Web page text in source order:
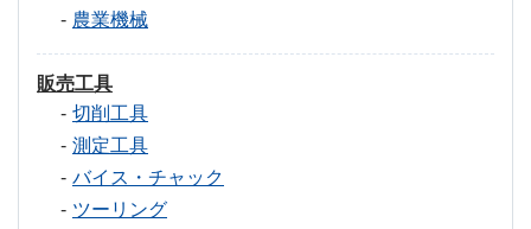
農業機械
販売工具
切削工具
測定工具
バイス・チャック
ツーリング